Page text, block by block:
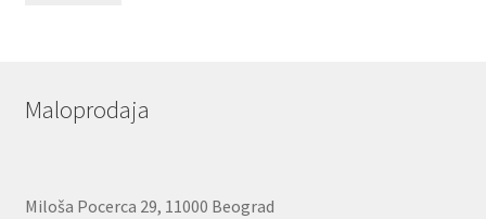
Maloprodaja
Miloša Pocerca 29, 11000 Beograd